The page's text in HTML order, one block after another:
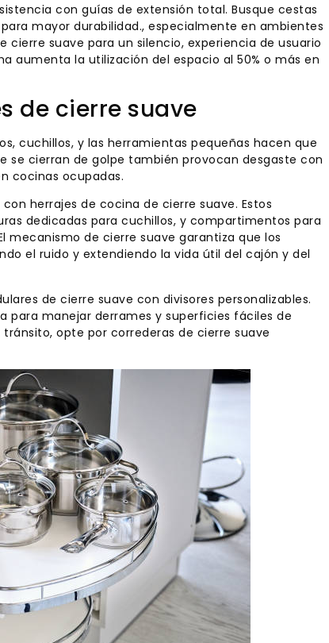
con guías de extensión total. Busque cestas
mayor durabilidad., especialmente en ambientes
suave para un silencio, experiencia de usuario
aumenta la utilización del espacio al 50% o más en
de cierre suave
cuchillos, y las herramientas pequeñas hacen que
se cierran de golpe también provocan desgaste con
cocinas ocupadas.
herrajes de cocina de cierre suave. Estos
dedicadas para cuchillos, y compartimentos para
mecanismo de cierre suave garantiza que los
el ruido y extendiendo la vida útil del cajón y del
de cierre suave con divisores personalizables.
para manejar derrames y superficies fáciles de
opte por correderas de cierre suave